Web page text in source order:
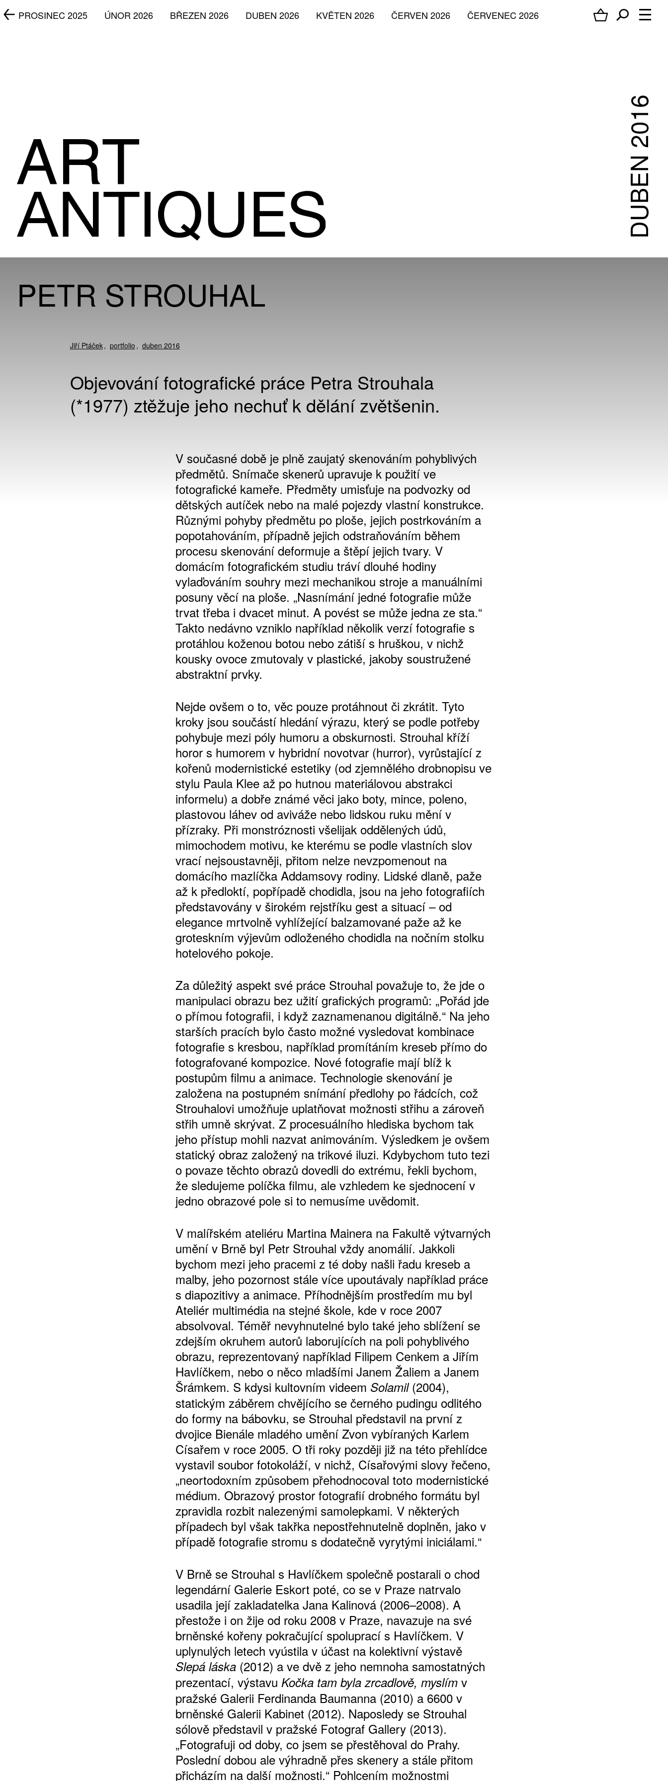
ČERVENEC 2026
ČERVEN 2026
KVĚTEN 2026
DUBEN 2026
BŘEZEN 2026
ÚNOR 2026
PROSINEC 2025
DUBEN 2016
PETR STROUHAL
Jiří Ptáček portfolio duben 2016
Objevování fotografické práce Petra Strouhala
(*1977) ztěžuje jeho nechuť k dělání zvětšenin.
V současné době je plně zaujatý skenováním pohyblivých
předmětů. Snímače skenerů upravuje k použití ve
fotografické kameře. Předměty umisťuje na podvozky od
dětských autíček nebo na malé pojezdy vlastní konstrukce.
Různými pohyby předmětu po ploše, jejich postrkováním a
popotahováním, případně jejich odstraňováním během
procesu skenování deformuje a štěpí jejich tvary. V
domácím fotografickém studiu tráví dlouhé hodiny
vylaďováním souhry mezi mechanikou stroje a manuálními
posuny věcí na ploše. „Nasnímání jedné fotografie může
trvat třeba i dvacet minut. A povést se může jedna ze sta.“
Takto nedávno vzniklo například několik verzí fotografie s
protáhlou koženou botou nebo zátiší s hruškou, v nichž
kousky ovoce zmutovaly v plastické, jakoby soustružené
abstraktní prvky.
Nejde ovšem o to, věc pouze protáhnout či zkrátit. Tyto
kroky jsou součástí hledání výrazu, který se podle potřeby
pohybuje mezi póly humoru a obskurnosti. Strouhal kříží
horor s humorem v hybridní novotvar (hurror), vyrůstající z
kořenů modernistické estetiky (od zjemnělého drobnopisu ve
stylu Paula Klee až po hutnou materiálovou abstrakci
informelu) a dobře známé věci jako boty, mince, poleno,
plastovou láhev od aviváže nebo lidskou ruku mění v
přízraky. Při monstróznosti všelijak oddělených údů,
mimochodem motivu, ke kterému se podle vlastních slov
vrací nejsoustavněji, přitom nelze nevzpomenout na
domácího mazlíčka Addamsovy rodiny. Lidské dlaně, paže
až k předloktí, popřípadě chodidla, jsou na jeho fotografiích
představovány v širokém rejstříku gest a situací – od
elegance mrtvolně vyhlížející balzamované paže až ke
groteskním výjevům odloženého chodidla na nočním stolku
hotelového pokoje.
Za důležitý aspekt své práce Strouhal považuje to, že jde o
manipulaci obrazu bez užití grafických programů: „Pořád jde
o přímou fotografii, i když zaznamenanou digitálně.“ Na jeho
starších pracích bylo často možné vysledovat kombinace
fotografie s kresbou, například promítáním kreseb přímo do
fotografované kompozice. Nové fotografie mají blíž k
postupům filmu a animace. Technologie skenování je
založena na postupném snímání předlohy po řádcích, což
Strouhalovi umožňuje uplatňovat možnosti střihu a zároveň
střih umně skrývat. Z procesuálního hlediska bychom tak
jeho přístup mohli nazvat animováním. Výsledkem je ovšem
statický obraz založený na trikové iluzi. Kdybychom tuto tezi
o povaze těchto obrazů dovedli do extrému, řekli bychom,
že sledujeme políčka filmu, ale vzhledem ke sjednocení v
jedno obrazové pole si to nemusíme uvědomit.
V malířském ateliéru Martina Mainera na Fakultě výtvarných
umění v Brně byl Petr Strouhal vždy anomálií. Jakkoli
bychom mezi jeho pracemi z té doby našli řadu kreseb a
malby, jeho pozornost stále více upoutávaly například práce
s diapozitivy a animace. Příhodnějším prostředím mu byl
Ateliér multimédia na stejné škole, kde v roce 2007
absolvoval. Téměř nevyhnutelné bylo také jeho sblížení se
zdejším okruhem autorů laborujících na poli pohyblivého
obrazu, reprezentovaný například Filipem Cenkem a Jiřím
Havlíčkem, nebo o něco mladšími Janem Žaliem a Janem
Šrámkem. S kdysi kultovním videem Solamil (2004),
statickým záběrem chvějícího se černého pudingu odlitého
do formy na bábovku, se Strouhal představil na první z
dvojice Bienále mladého umění Zvon vybíraných Karlem
Císařem v roce 2005. O tři roky později již na této přehlídce
vystavil soubor fotokoláží, v nichž, Císařovými slovy řečeno,
„neortodoxním způsobem přehodnocoval toto modernistické
médium. Obrazový prostor fotografií drobného formátu byl
zpravidla rozbit nalezenými samolepkami. V některých
případech byl však takřka nepostřehnutelně doplněn, jako v
případě fotografie stromu s dodatečně vyrytými iniciálami.“
V Brně se Strouhal s Havlíčkem společně postarali o chod
legendární Galerie Eskort poté, co se v Praze natrvalo
usadila její zakladatelka Jana Kalinová (2006–2008). A
přestože i on žije od roku 2008 v Praze, navazuje na své
brněnské kořeny pokračující spoluprací s Havlíčkem. V
uplynulých letech vyústila v účast na kolektivní výstavě
Slepá láska (2012) a ve dvě z jeho nemnoha samostatných
prezentací, výstavu Kočka tam byla zrcadlově, myslím v
pražské Galerii Ferdinanda Baumanna (2010) a 6600 v
brněnské Galerii Kabinet (2012). Naposledy se Strouhal
sólově představil v pražské Fotograf Gallery (2013).
„Fotografuji od doby, co jsem se přestěhoval do Prahy.
Poslední dobou ale výhradně přes skenery a stále přitom
přicházím na další možnosti.“ Pohlcením možnostmi
ROČNÍ PŘEDPLATNÉ
10 TIŠTĚNÝCH ČÍSEL
365 DNÍ ONLINE VERZE
ČLENSKÁ KARTA ARTCARD
KOUPIT PŘEDPLATNÉ